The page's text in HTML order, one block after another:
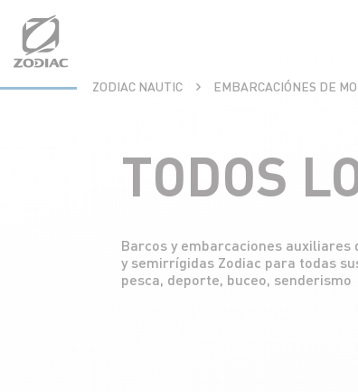
contenu
ZODIAC NAUTIC EMBARCACIÓNES DE
TODOS
Barcos y embarcaciones
y semirrígidas Zodiac para todas
pesca, deporte, buceo, senderismo